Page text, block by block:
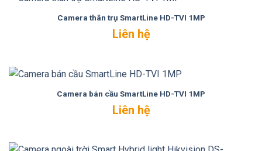
Camera thân trụ SmartLine HD-TVI 1MP
Liên hệ
Camera bán cầu SmartLine HD-TVI 1MP
Liên hệ